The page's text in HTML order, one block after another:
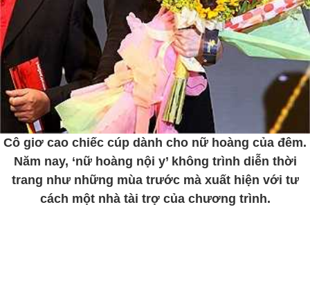
Cô giơ cao chiếc cúp dành cho nữ hoàng của đêm.
Năm nay, ‘nữ hoàng nội y’ không trình diễn thời
trang như những mùa trước mà xuất hiện với tư
cách một nhà tài trợ của chương trình.